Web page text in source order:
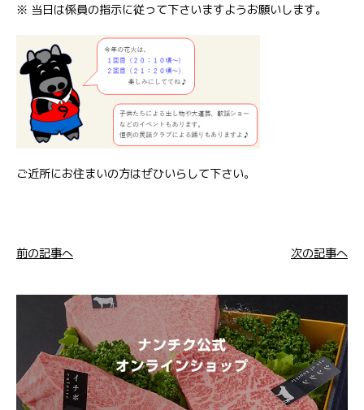
※ 当日は係員の指示に従って下さいますようお願いします。
ご近所にお住まいの方はぜひいらして下さい。
前の記事へ 次の記事へ